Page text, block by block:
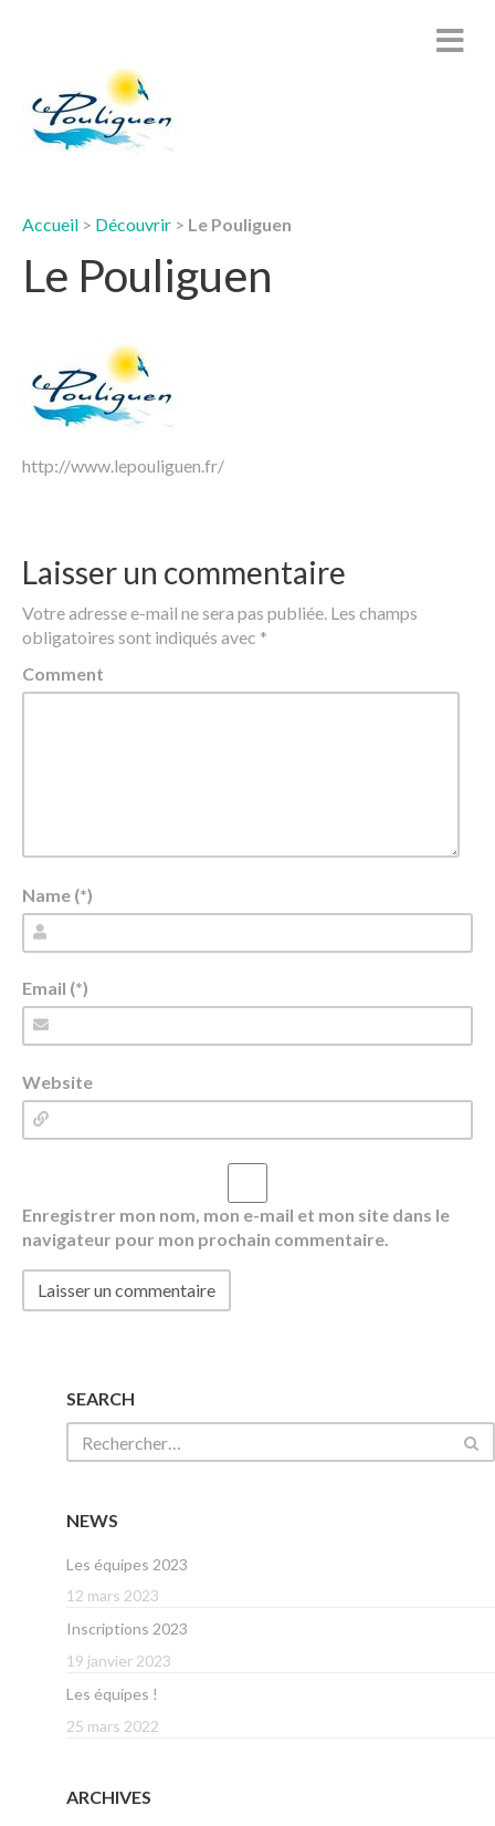
Accueil > Découvrir > Le Pouliguen
Le Pouliguen
http://www.lepouliguen.fr/
Laisser un commentaire
Votre adresse e-mail ne sera pas publiée. Les champs
obligatoires sont indiqués avec *
Comment
Name (*)
Email (*)
Website
Enregistrer mon nom, mon e-mail et mon site dans le
navigateur pour mon prochain commentaire.
SEARCH
NEWS
Les équipes 2023
12 mars 2023
Inscriptions 2023
19 janvier 2023
Les équipes !
25 mars 2022
ARCHIVES